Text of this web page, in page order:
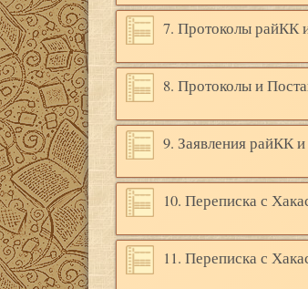
7. Протоколы райКК
8. Протоколы и
9. Заявления райКК
10. Переписка с
11. Переписка с